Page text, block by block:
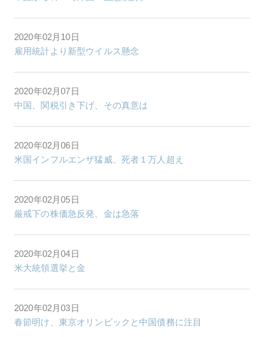
2020年02月10日
雇用統計より新型ウイルス懸念
2020年02月07日
中国、関税引き下げ、その真意は
2020年02月06日
米国インフルエンザ猛威、死者１万人超え
2020年02月05日
厳戒下の株価急反発、金は急落
2020年02月04日
米大統領選挙と金
2020年02月03日
春節明け、東京オリンピックと中国債務に注目